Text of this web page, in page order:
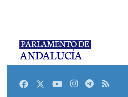
FacebookTwitterYoutubeInstagram
Telegram
RSS